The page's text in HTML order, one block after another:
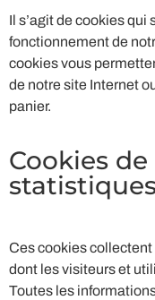
Il s’agit de cookies qui
fonctionnement de
cookies vous
de notre site Internet
panier.
Cookies
Ces cookies
dont les visiteurs et
Toutes les